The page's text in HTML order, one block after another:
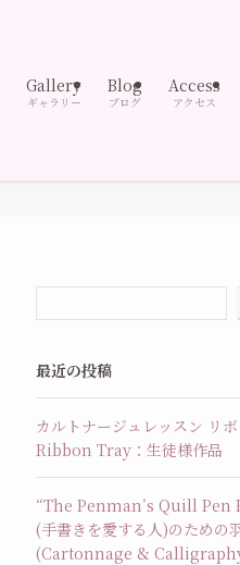
Gallery
ギャラリー
Blog
ブログ
Access
アクセス
最近の投稿
カルトナージュレッスン リ
Ribbon Tray：生徒様作品
“The Penman’s Quill Pen
(手書きを愛する人)のための
(Cartonnage &